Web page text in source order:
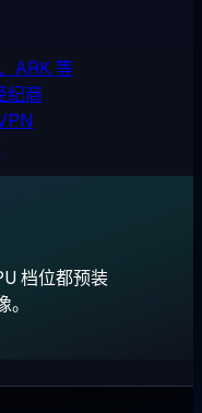
ARK 等
纪商
档位都预装